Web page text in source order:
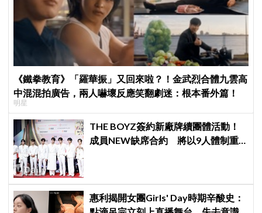
《鐵拳教育》「羅華振」又回來啦？！金武烈合體九雲高
中混混拍廣告，兩人嚇壞反應笑翻劇迷：根本番外篇！
明星
THE BOYZ簽約新廠牌續團體活動！
成員NEW缺席合約 將以9人體制重
惠利揭開女團Girls' Day時期辛酸史：